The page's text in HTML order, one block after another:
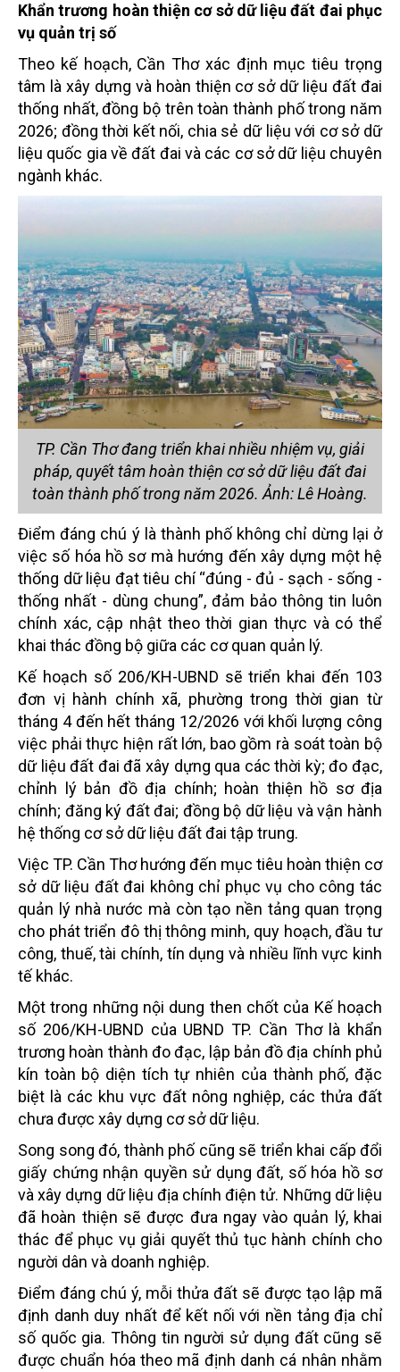
Khẩn trương hoàn thiện cơ sở dữ liệu đất đai phục
vụ quản trị số
Theo kế hoạch, Cần Thơ xác định mục tiêu trọng
tâm là xây dựng và hoàn thiện cơ sở dữ liệu đất đai
thống nhất, đồng bộ trên toàn thành phố trong năm
2026; đồng thời kết nối, chia sẻ dữ liệu với cơ sở dữ
liệu quốc gia về đất đai và các cơ sở dữ liệu chuyên
ngành khác.
TP. Cần Thơ đang triển khai nhiều nhiệm vụ, giải
pháp, quyết tâm hoàn thiện cơ sở dữ liệu đất đai
toàn thành phố trong năm 2026. Ảnh: Lê Hoàng.
Điểm đáng chú ý là thành phố không chỉ dừng lại ở
việc số hóa hồ sơ mà hướng đến xây dựng một hệ
thống dữ liệu đạt tiêu chí “đúng - đủ - sạch - sống -
thống nhất - dùng chung”, đảm bảo thông tin luôn
chính xác, cập nhật theo thời gian thực và có thể
khai thác đồng bộ giữa các cơ quan quản lý.
Kế hoạch số 206/KH-UBND sẽ triển khai đến 103
đơn vị hành chính xã, phường trong thời gian từ
tháng 4 đến hết tháng 12/2026 với khối lượng công
việc phải thực hiện rất lớn, bao gồm rà soát toàn bộ
dữ liệu đất đai đã xây dựng qua các thời kỳ; đo đạc,
chỉnh lý bản đồ địa chính; hoàn thiện hồ sơ địa
chính; đăng ký đất đai; đồng bộ dữ liệu và vận hành
hệ thống cơ sở dữ liệu đất đai tập trung.
Việc TP. Cần Thơ hướng đến mục tiêu hoàn thiện cơ
sở dữ liệu đất đai không chỉ phục vụ cho công tác
quản lý nhà nước mà còn tạo nền tảng quan trọng
cho phát triển đô thị thông minh, quy hoạch, đầu tư
công, thuế, tài chính, tín dụng và nhiều lĩnh vực kinh
tế khác.
Một trong những nội dung then chốt của Kế hoạch
số 206/KH-UBND của UBND TP. Cần Thơ là khẩn
trương hoàn thành đo đạc, lập bản đồ địa chính phủ
kín toàn bộ diện tích tự nhiên của thành phố, đặc
biệt là các khu vực đất nông nghiệp, các thửa đất
chưa được xây dựng cơ sở dữ liệu.
Song song đó, thành phố cũng sẽ triển khai cấp đổi
giấy chứng nhận quyền sử dụng đất, số hóa hồ sơ
và xây dựng dữ liệu địa chính điện tử. Những dữ liệu
đã hoàn thiện sẽ được đưa ngay vào quản lý, khai
thác để phục vụ giải quyết thủ tục hành chính cho
người dân và doanh nghiệp.
Điểm đáng chú ý, mỗi thửa đất sẽ được tạo lập mã
định danh duy nhất để kết nối với nền tảng địa chỉ
số quốc gia. Thông tin người sử dụng đất cũng sẽ
được chuẩn hóa theo mã định danh cá nhân nhằm